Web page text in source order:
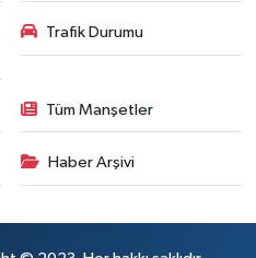
Trafik Durumu
Tüm Manşetler
Haber Arşivi